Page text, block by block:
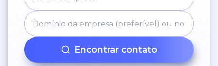
Encontrar contato